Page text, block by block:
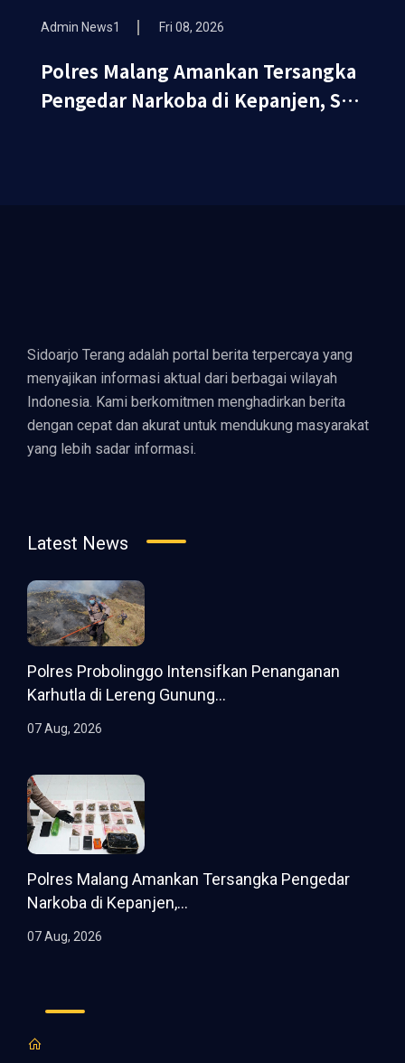
Admin News1 Fri 08, 2026
Polres Malang Amankan Tersangka
Pengedar Narkoba di Kepanjen, Sita
Sidoarjo Terang adalah portal berita terpercaya yang
menyajikan informasi aktual dari berbagai wilayah
Indonesia. Kami berkomitmen menghadirkan berita
dengan cepat dan akurat untuk mendukung masyarakat
yang lebih sadar informasi.
Latest News
Polres Probolinggo Intensifkan Penanganan
Karhutla di Lereng Gunung...
07 Aug, 2026
Polres Malang Amankan Tersangka Pengedar
Narkoba di Kepanjen,...
07 Aug, 2026